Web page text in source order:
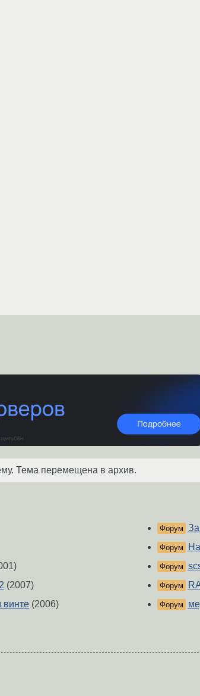
Тема перемещена в архив.
(2007)
винте (2006)
Форум
Форум
Форум
Форум
Форум